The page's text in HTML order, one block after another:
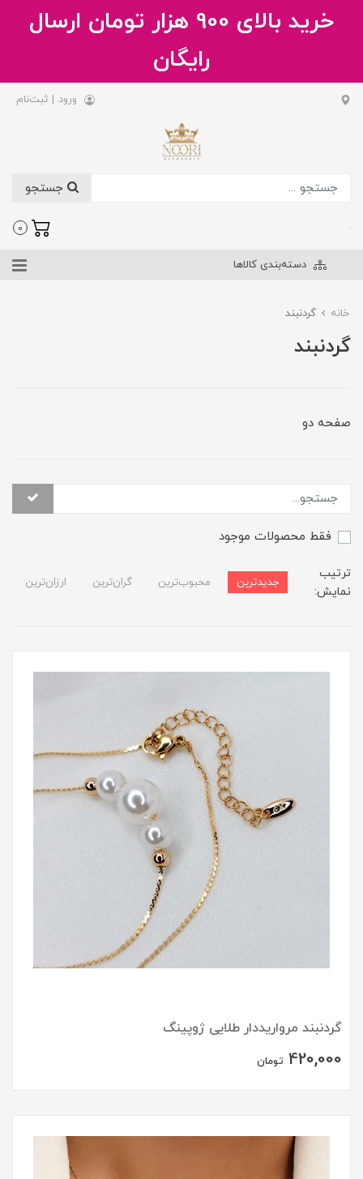
خرید بالای 900 هزار تومان ارسال
رایگان
ورود | ثبت‌نام
.
0
دسته‌بندی کالاها
خانه گردنبند
گردنبند
صفحه دو
فقط محصولات موجود
ترتیب
نمایش:
جدیدترین محبوب‌ترین گران‌ترین ارزان‌ترین
گردنبند مرواریددار طلایی ژوپینگ
420,000 تومان